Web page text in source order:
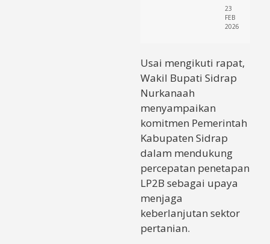
23
FEB
2026
Usai mengikuti rapat,
Wakil Bupati Sidrap
Nurkanaah
menyampaikan
komitmen Pemerintah
Kabupaten Sidrap
dalam mendukung
percepatan penetapan
LP2B sebagai upaya
menjaga
keberlanjutan sektor
pertanian.